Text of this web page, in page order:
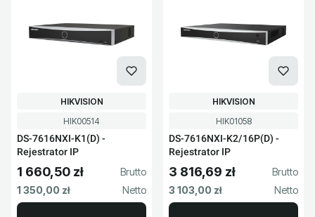
Kod produktu
HIK00514
DS-7616NXI-K1(D) -
Rejestrator IP
PRODUCENT
HIKVISION
Cena brutto
1 660,50 zł
Cena netto
1 350,00 zł
Kod produktu
HIK01058
DS-7616NXI-K2/16P(D) -
Rejestrator IP
PRODUCENT
HIKVISION
Cena brutto
3 816,69 zł
Cena netto
3 103,00 zł